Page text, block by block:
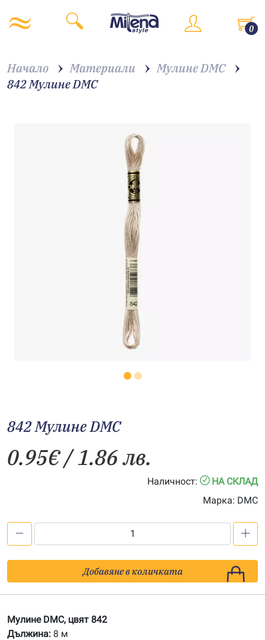
0
Начало Материали
Мулине DMC
842 Мулине DMC
842 Мулине DMC
0.95€/ 1.86 лв.
Наличност:
НА СКЛАД
Марка: DMC
Мулине
DMC
Добавяне в количката
Мулине DMC, цвят 842
Дължина: 8 м